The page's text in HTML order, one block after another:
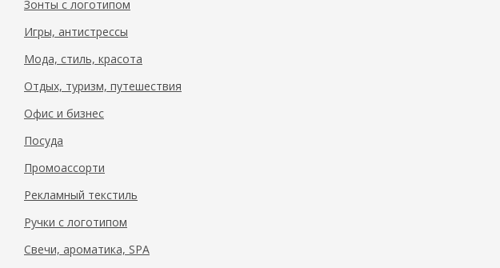
Зонты с логотипом
Игры, антистрессы
Мода, стиль, красота
Отдых, туризм, путешествия
Офис и бизнес
Посуда
Промоассорти
Рекламный текстиль
Ручки с логотипом
Свечи, ароматика, SPA